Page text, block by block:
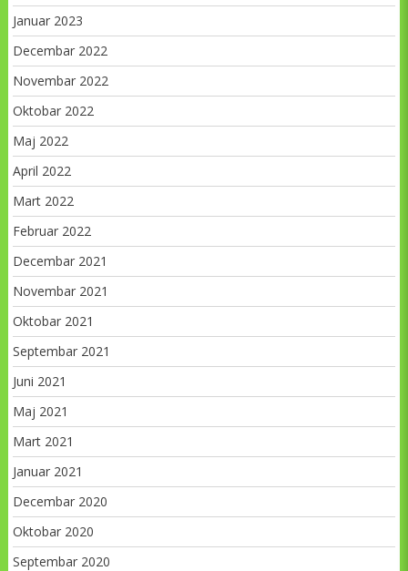
Januar 2023
Decembar 2022
Novembar 2022
Oktobar 2022
Maj 2022
April 2022
Mart 2022
Februar 2022
Decembar 2021
Novembar 2021
Oktobar 2021
Septembar 2021
Juni 2021
Maj 2021
Mart 2021
Januar 2021
Decembar 2020
Oktobar 2020
Septembar 2020